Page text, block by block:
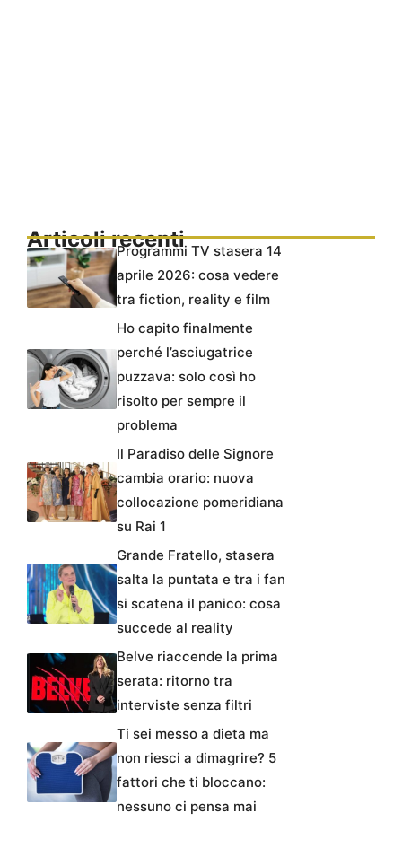
Articoli recentiProgrammi TV stasera 14
aprile 2026: cosa vedere
tra fiction, reality e film
Ho capito finalmente
perché l’asciugatrice
puzzava: solo così ho
risolto per sempre il
problema
Il Paradiso delle Signore
cambia orario: nuova
collocazione pomeridiana
su Rai 1
Grande Fratello, stasera
salta la puntata e tra i fan
si scatena il panico: cosa
succede al reality
Belve riaccende la prima
serata: ritorno tra
interviste senza filtri
Ti sei messo a dieta ma
non riesci a dimagrire? 5
fattori che ti bloccano:
nessuno ci pensa mai